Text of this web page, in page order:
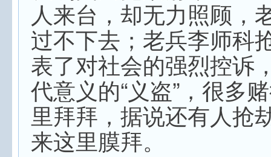
人来台，却无力照顾，
过不下去；老兵李师科
表了对社会的强烈控诉
代意义的“义盗”，很多
里拜拜，据说还有人抢
来这里膜拜。